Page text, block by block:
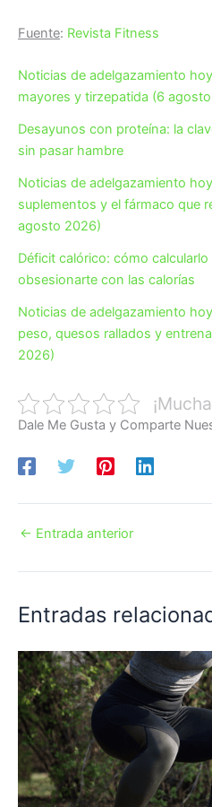
Fuente: Revista Fitness
Noticias de adelgazamiento
mayores y tirzepatida (6
Desayunos con proteína: la
sin pasar hambre
Noticias de adelgazamiento
suplementos y el fármaco que
agosto 2026)
Déficit calórico: cómo
obsesionarte con las calorías
Noticias de adelgazamiento
peso, quesos rallados y
2026)
Dale Me Gusta y Comparte
← Entrada anterior
Entradas